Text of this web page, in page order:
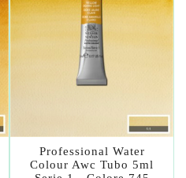
Professional Water
Colour Awc Tubo 5ml